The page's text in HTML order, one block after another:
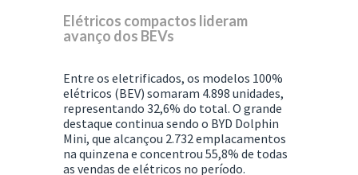
Elétricos compactos lideram
avanço dos BEVs
Entre os eletrificados, os modelos 100%
elétricos (BEV) somaram 4.898 unidades,
representando 32,6% do total. O grande
destaque continua sendo o BYD Dolphin
Mini, que alcançou 2.732 emplacamentos
na quinzena e concentrou 55,8% de todas
as vendas de elétricos no período.